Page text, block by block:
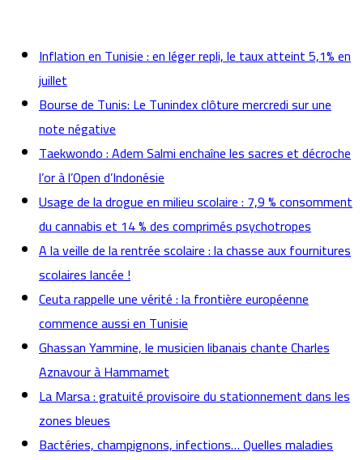
Inflation en Tunisie : en léger repli, le taux atteint 5,1% en
juillet
Bourse de Tunis: Le Tunindex clôture mercredi sur une
note négative
Taekwondo : Adem Salmi enchaîne les sacres et décroche
l’or à l’Open d’Indonésie
Usage de la drogue en milieu scolaire : 7,9 % consomment
du cannabis et 14 % des comprimés psychotropes
A la veille de la rentrée scolaire : la chasse aux fournitures
scolaires lancée !
Ceuta rappelle une vérité : la frontière européenne
commence aussi en Tunisie
Ghassan Yammine, le musicien libanais chante Charles
Aznavour à Hammamet
La Marsa : gratuité provisoire du stationnement dans les
zones bleues
Bactéries, champignons, infections… Quelles maladies